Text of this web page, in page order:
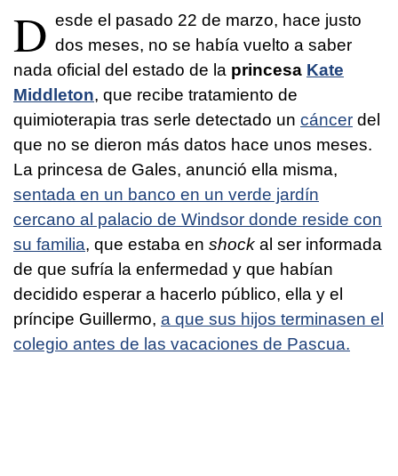
D esde el pasado 22 de marzo, hace justo
dos meses, no se había vuelto a saber
nada oficial del estado de la princesa Kate
Middleton, que recibe tratamiento de
quimioterapia tras serle detectado un cáncer del
que no se dieron más datos hace unos meses.
La princesa de Gales, anunció ella misma,
sentada en un banco en un verde jardín
cercano al palacio de Windsor donde reside con
su familia, que estaba en shock al ser informada
de que sufría la enfermedad y que habían
decidido esperar a hacerlo público, ella y el
príncipe Guillermo, a que sus hijos terminasen el
colegio antes de las vacaciones de Pascua.